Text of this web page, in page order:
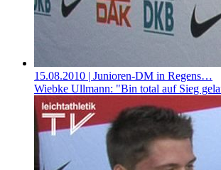
15.08.2010 | Junioren-DM in Regens…
Wiebke Ullmann: "Bin total auf Sieg